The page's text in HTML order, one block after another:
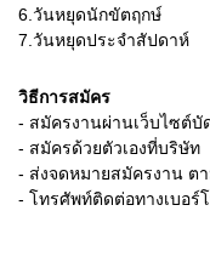
6.วันหยุดนักขัตฤกษ์
7.วันหยุดประจำสัปดาห์
วิธีการสมัคร
- สมัครงานผ่านเว็บไซต์บั
- สมัครด้วยตัวเองที่บริษัท
- ส่งจดหมายสมัครงาน ต
- โทรศัพท์ติดต่อทางเบอร์